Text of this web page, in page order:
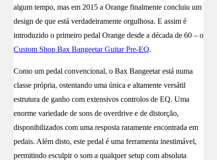
algum tempo, mas em 2015 a Orange finalmente concluiu um
design de que está verdadeiramente orgulhosa. E assim é
introduzido o primeiro pedal Orange desde a década de 60 – o
Custom Shop Bax Bangeetar Guitar Pre-EQ.
Como um pedal convencional, o Bax Bangeetar está numa
classe própria, ostentando uma única e altamente versátil
estrutura de ganho com extensivos controlos de EQ. Uma
enorme variedade de sons de overdrive e de distorção,
disponibilizados com uma resposta raramente encontrada em
pedais. Além disto, este pedal é uma ferramenta inestimável,
permitindo esculpir o som a qualquer setup com absoluta